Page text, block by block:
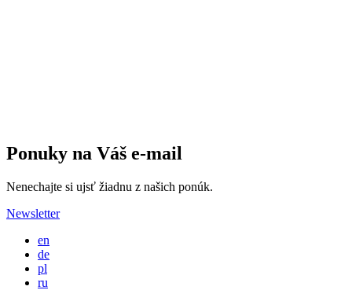
Ponuky na Váš e-mail
Nenechajte si ujsť žiadnu z našich ponúk.
Newsletter
en
de
pl
ru